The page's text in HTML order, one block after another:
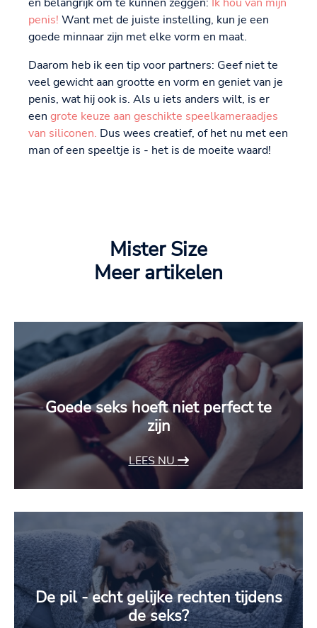
penis! Want met de juiste instelling, kun je een
goede minnaar zijn met elke vorm en maat.
Daarom heb ik een tip voor partners: Geef niet te
veel gewicht aan grootte en vorm en geniet van je
penis, wat hij ook is. Als u iets anders wilt, is er
een grote keuze aan geschikte speelkameraadjes
van siliconen. Dus wees creatief, of het nu met een
man of een speeltje is - het is de moeite waard!
Mister Size
Meer artikelen
Goede seks hoeft niet perfect te
zijn
LEES NU
De pil - echt gelijke rechten tijdens
de seks?